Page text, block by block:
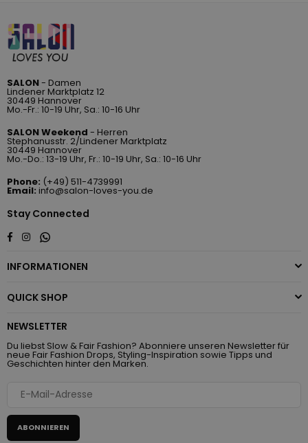
SALON- Damen
Lindener Marktplatz 12
30449 Hannover
Mo.-Fr.: 10-19 Uhr, Sa.: 10-16 Uhr
SALON Weekend - Herren
Stephanusstr. 2/Lindener Marktplatz
30449 Hannover
Mo.-Do.: 13-19 Uhr, Fr.: 10-19 Uhr, Sa.: 10-16 Uhr
Phone: (+49) 511-4739991
Email: info@salon-loves-you.de
Stay Connected
Facebook
InstagramWhatsapp
INFORMATIONEN
QUICK SHOP
NEWSLETTER
Du liebst Slow & Fair Fashion? Abonniere unseren Newsletter für
neue Fair Fashion Drops, Styling-Inspiration sowie Tipps und
Geschichten hinter den Marken.
ABONNIEREN